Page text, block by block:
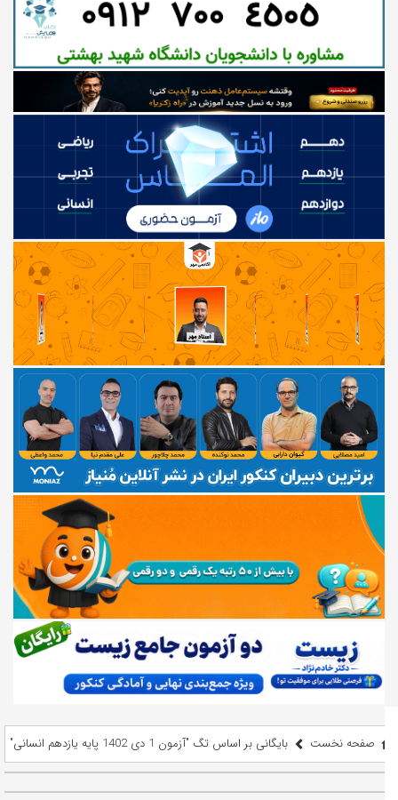
صفحه نخست بایگانی بر اساس تگ "آزمون 1 دی 1402 پایه یازدهم انسانی"